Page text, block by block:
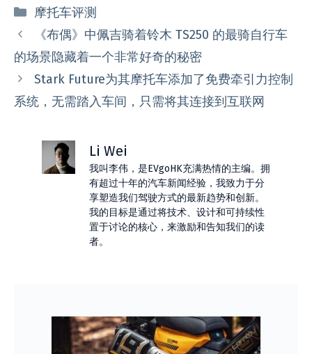
分
类
摩托车评测
《布偶》中佩吉骑着铃木 TS250 的最骑自行车
的场景隐藏着一个非常好奇的秘密
Stark Future为其摩托车添加了免费牵引力控制
系统，无需踏入车间，只需将其连接到互联网
Li Wei
我叫李伟，是EVgoHK充满热情的主编。拥
有超过十年的汽车新闻经验，我致力于分
享塑造我们驾驶方式的最新趋势和创新。
我的目标是通过将技术、设计和可持续性
置于讨论的核心，来激励和告知我们的读
者。